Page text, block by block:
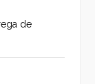
de